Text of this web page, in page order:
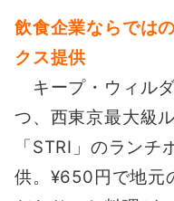
飲食企業ならでは
クス提供
キープ・ウィル
つ、西東京最大級
「STRI」のラン
供。¥650円で地元